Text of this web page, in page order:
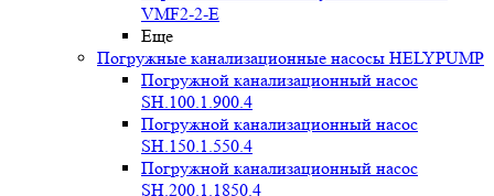
VMF2-2-E
Еще
Погружные канализационные насосы HELYPUMP
Погружной канализационный насос
SH.100.1.900.4
Погружной канализационный насос
SH.150.1.550.4
Погружной канализационный насос
SH.200.1.1850.4